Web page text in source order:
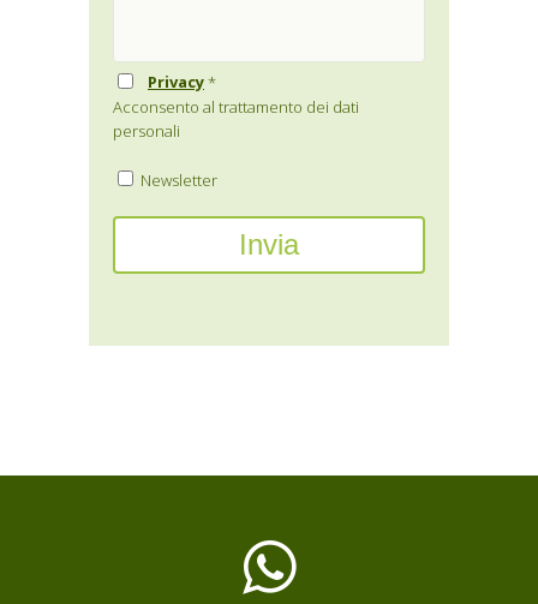
Privacy*
Acconsento al trattamento dei dati
personali
Newsletter